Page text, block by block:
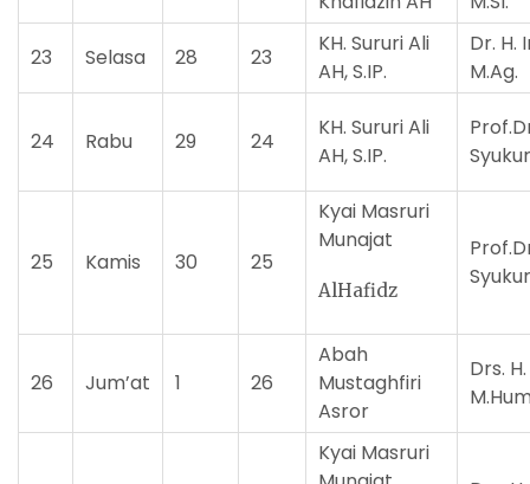
23 Selasa 28 23
KH. Sururi Ali
AH, S.IP.
Dr. H.
M.Ag.
24 Rabu 29 24
KH. Sururi Ali
AH, S.IP.
25 Kamis 30 25
Kyai Masruri
Munajat
AlHafidz
26 Jum’at 1 26
Abah
Mustaghfiri
Asror
Drs.
Kyai Masruri